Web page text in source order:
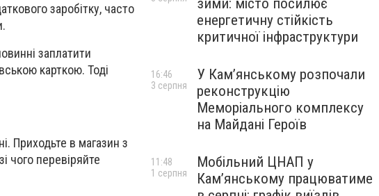
заробітку, часто
заплатити
карткою. Тоді
Приходьте в магазин з
чого перевіряйте
зими: місто посилює
енергетичну стійкість
критичної інфраструктури
У Кам’янському розпочали
реконструкцію
Меморіального комплексу
на Майдані Героїв
16:46
3 серпня
Мобільний ЦНАП у
Кам’янському працюватиме
11:48
1 серпня